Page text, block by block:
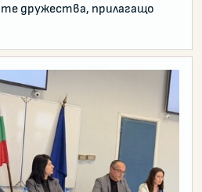
дружества, прилагащо